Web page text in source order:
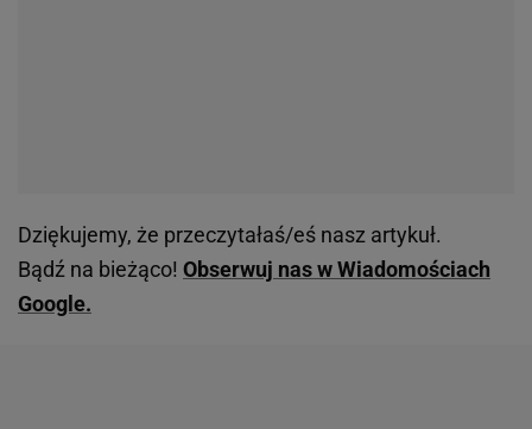
Dziękujemy, że przeczytałaś/eś nasz artykuł.
Bądź na bieżąco! Obserwuj nas w Wiadomościach
Google.